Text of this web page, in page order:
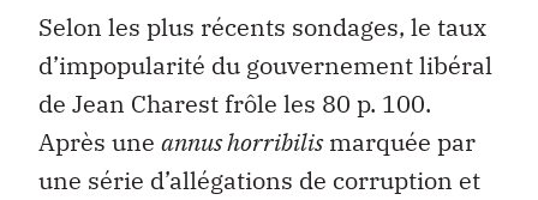
Selon les plus récents sondages, le taux
d’impopularité du gouvernement libéral
de Jean Charest frôle les 80 p. 100.
Après une annus horribilismarquée par
une série d’allégations de corruption et